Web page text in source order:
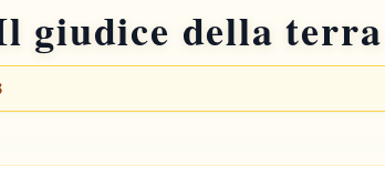
giudice della terra